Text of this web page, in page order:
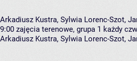
Arkadiusz Kustra, Sylwia Lorenc-Szot,
9:00 zajęcia terenowe, grupa 1 każdy
Arkadiusz Kustra, Sylwia Lorenc-Szot,